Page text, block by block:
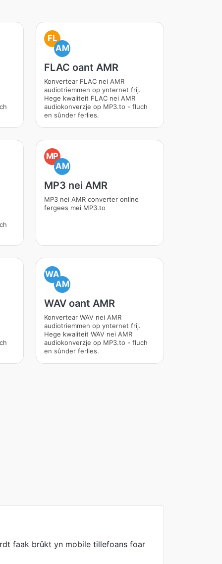
FL
AM
FLAC oant AMR
Konvertear FLAC nei AMR
audiotriemmen op ynternet frij.
Hege kwaliteit FLAC nei AMR
audiokonverzje op MP3.to - fluch
en sûnder ferlies.
MP
AM
MP3 nei AMR
MP3 nei AMR converter online
fergees mei MP3.to
WA
AM
WAV oant AMR
Konvertear WAV nei AMR
audiotriemmen op ynternet frij.
Hege kwaliteit WAV nei AMR
audiokonverzje op MP3.to - fluch
en sûnder ferlies.
faak brûkt yn mobile tillefoans foar